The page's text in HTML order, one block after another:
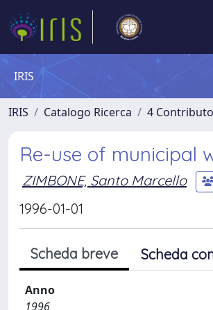
IRIS
IRIS Catalogo Ricerca 4
Re-use of municipal
ZIMBONE, Santo Marcello
1996-01-01
Scheda breve Scheda
Anno
1996